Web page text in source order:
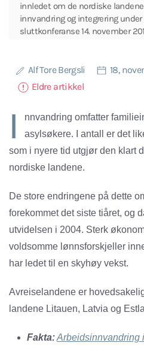
innledet om de nordiske
innvandring og integrering
sluttkonferanse 14. november
Alf Tore Bergsli
18,
Eldre artikkel
I
nnvandring omfatter
asylsøkere. I antall er det
som i nyere tid utgjør den klart
nordiske landene.
De store endringene på dette
forekommet det siste tiåret, og
utvidelsen i 2004. Sterk
voldsomme lønnsforskjeller
har ledet til en skyhøy vekst.
Avreiselandene er
landene Litauen, Latvia og
Fakta:Arbeidsinnvandring